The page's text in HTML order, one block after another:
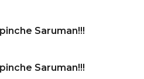
Saruman!!!
Saruman!!!